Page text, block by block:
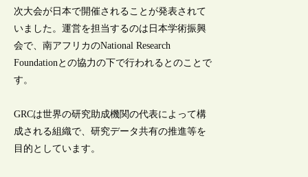
次大会が日本で開催されることが発表されて
いました。運営を担当するのは日本学術振興
会で、南アフリカのNational Research
Foundationとの協力の下で行われるとのことで
す。
GRCは世界の研究助成機関の代表によって構
成される組織で、研究データ共有の推進等を
目的としています。